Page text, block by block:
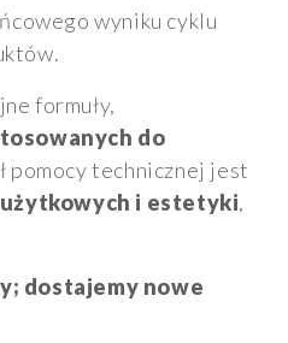
wyniku cyklu
formuły,
do
pomocy technicznej jest
i estetyki,
dostajemy nowe